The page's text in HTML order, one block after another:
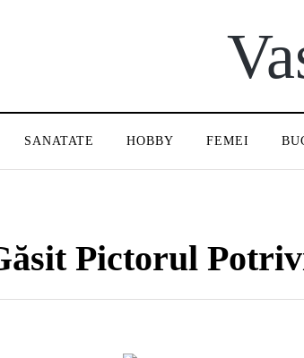
SANATATE HOBBY FEMEI
Pictorul